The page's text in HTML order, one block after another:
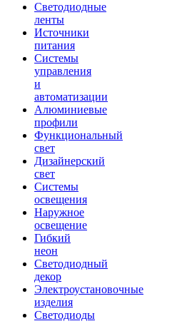
Светодиодные
ленты
Источники
питания
Системы
управления
и
автоматизации
Алюминиевые
профили
Функциональный
свет
Дизайнерский
свет
Системы
освещения
Наружное
освещение
Гибкий
неон
Светодиодный
декор
Электроустановочные
изделия
Светодиоды